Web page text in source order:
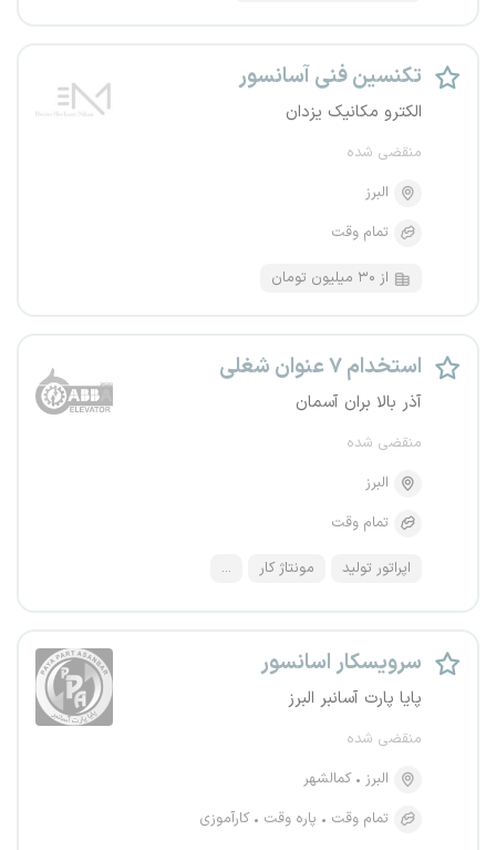
تکنسین فنی آسانسور
الکترو مکانیک یزدان
منقضی شده
البرز
تمام وقت
از ۳۰ میلیون تومان
استخدام ۷ عنوان شغلی
آذر بالا بران آسمان
منقضی شده
البرز
تمام وقت
اپراتور تولید مونتاژ کار ...
سرویسکار اسانسور
پایا پارت آسانبر البرز
منقضی شده
البرز
کمالشهر
تمام وقت
پاره وقت کارآموزی